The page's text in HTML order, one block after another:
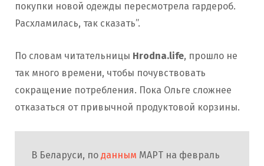
покупки новой одежды пересмотрела гардероб.
Расхламилась, так сказать”.
По словам читательницы Hrodna.life, прошло не
так много времени, чтобы почувствовать
сокращение потребления. Пока Ольге сложнее
отказаться от привычной продуктовой корзины.
В Беларуси, по данным МАРТ на февраль